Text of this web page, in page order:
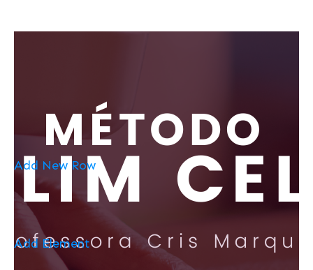
Add New Row
Add Element